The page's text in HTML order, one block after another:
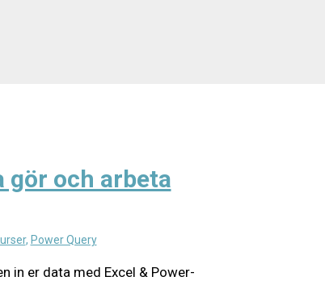
gör och arbeta
, Power Query
in er data med Excel & Power-